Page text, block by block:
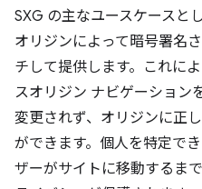
SXG の主なユースケースと
オリジンによって暗号署名
チして提供します。これに
スオリジン ナビゲーション
変更されず、オリジンに正
ができます。個人を特定で
ザーがサイトに移動するま